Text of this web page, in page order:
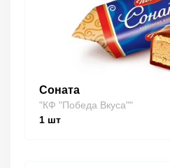
Соната
"КФ "Победа Вкуса""
1 шт